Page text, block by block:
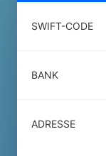
SWIFT-CODE
BANK
ADRESSE